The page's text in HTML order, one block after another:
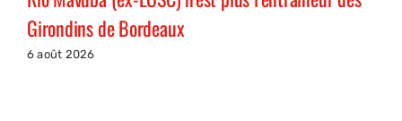
Girondins de Bordeaux
6 août 2026